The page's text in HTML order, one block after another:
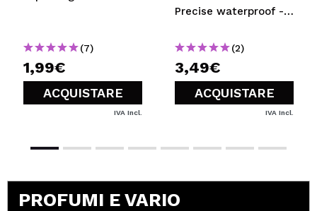
(7)
1,99€
ACQUISTARE
IVA Incl.
Precise waterproof -
(2)
3,49€
ACQUISTARE
IVA Incl.
PROFUMI E VARIO